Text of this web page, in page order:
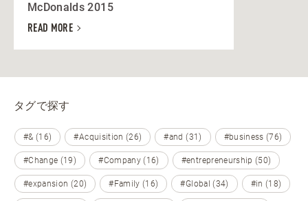
McDonalds 2015
READ MORE
タグで探す
#& (16) #Acquisition (26) #and (31) #business (76)
#Change (19) #Company (16) #entrepreneurship (50)
#expansion (20) #Family (16) #Global (34) #in (18)